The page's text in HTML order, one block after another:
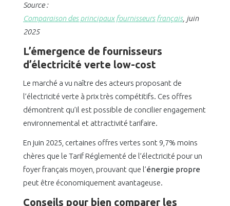
Source :
Comparaison des principaux fournisseurs français, juin
2025
L’émergence de fournisseurs
d’électricité verte low-cost
Le marché a vu naître des acteurs proposant de
l’électricité verte à prix très compétitifs. Ces offres
démontrent qu’il est possible de concilier engagement
environnemental et attractivité tarifaire.
En juin 2025, certaines offres vertes sont 9,7% moins
chères que le Tarif Réglementé de l’électricité pour un
foyer français moyen, prouvant que l’énergie propre
peut être économiquement avantageuse.
Conseils pour bien comparer les